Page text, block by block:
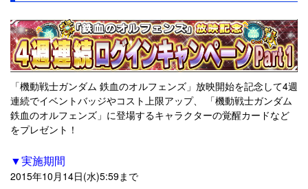
「機動戦士ガンダム 鉄血のオルフェンズ」放映開始を記念して4週
連続でイベントバッジやコスト上限アップ、 「機動戦士ガンダム
鉄血のオルフェンズ」に登場するキャラクターの覚醒カードなど
をプレゼント！
▼実施期間
2015年10月14日(水)5:59まで